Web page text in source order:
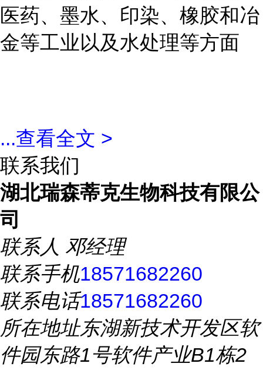
医药、墨水、印染、橡胶和冶
金等工业以及水处理等方面
...查看全文 >
联系我们
湖北瑞森蒂克生物科技有限公
司
联系人 邓经理
联系手机18571682260
联系电话18571682260
所在地址东湖新技术开发区软
件园东路1号软件产业B1栋2